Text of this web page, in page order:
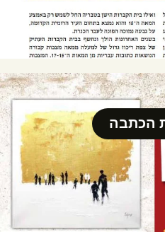
הכתבה